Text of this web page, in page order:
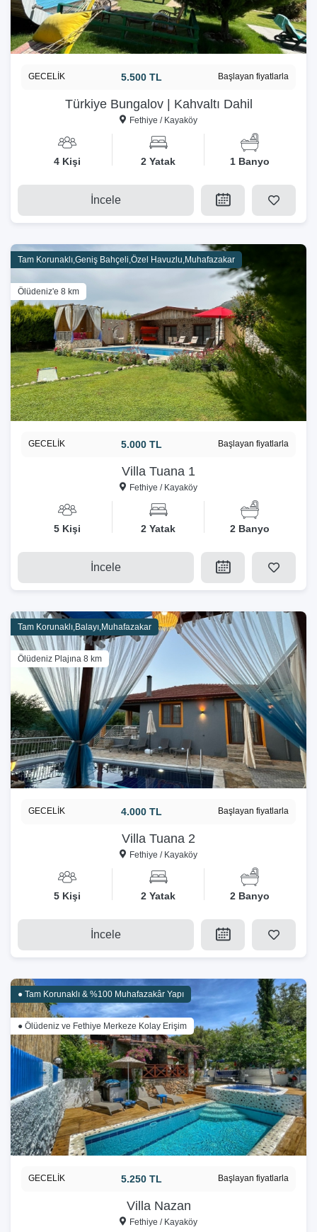
Türkiye Bungalov | Kahvaltı Dahil
Fethiye / Kayaköy
GECELİK 5.500 TL Başlayan fiyatlarla
4 Kişi 2 Yatak 1 Banyo
İncele
Tam Korunaklı,Geniş Bahçeli,Özel Havuzlu,Muhafazakar
Ölüdeniz'e 8 km
Villa Tuana 1
Fethiye / Kayaköy
GECELİK 5.000 TL Başlayan fiyatlarla
5 Kişi 2 Yatak 2 Banyo
İncele
Tam Korunaklı,Balayı,Muhafazakar
Ölüdeniz Plajına 8 km
Villa Tuana 2
Fethiye / Kayaköy
GECELİK 4.000 TL Başlayan fiyatlarla
5 Kişi 2 Yatak 2 Banyo
İncele
● Tam Korunaklı & %100 Muhafazakâr Yapı
● Ölüdeniz ve Fethiye Merkeze Kolay Erişim
Villa Nazan
Fethiye / Kayaköy
GECELİK 5.250 TL Başlayan fiyatlarla